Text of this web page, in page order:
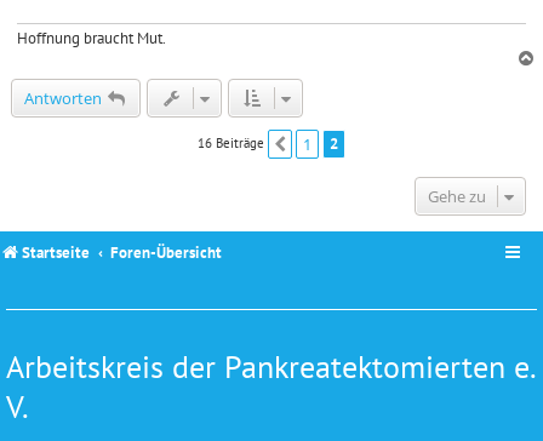
Hoffnung braucht Mut.
Antworten
16 Beiträge Vorherige
1 2
Gehe zu
Startseite Foren-Übersicht
Arbeitskreis der Pankreatektomierten e.
V.